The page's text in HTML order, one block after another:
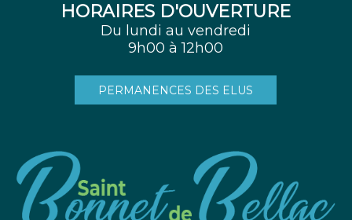
HORAIRES D'OUVERTURE
Du lundi au vendredi
9h00 à 12h00
PERMANENCES DES ELUS